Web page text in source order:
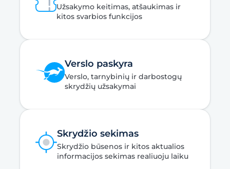
Užsakymo keitimas, atšaukimas ir
kitos svarbios funkcijos
Verslo paskyra
Verslo, tarnybinių ir darbostogų
skrydžių užsakymai
Skrydžio sekimas
Skrydžio būsenos ir kitos aktualios
informacijos sekimas realiuoju laiku